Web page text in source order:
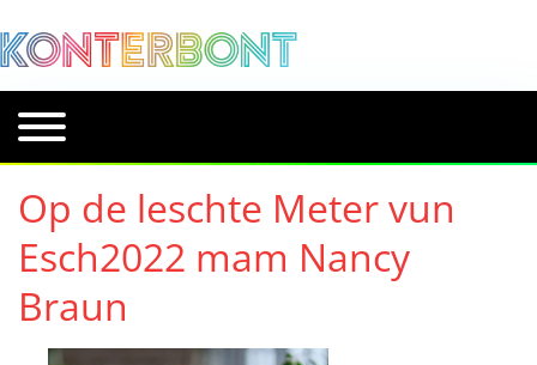
Op de leschte Meter vun
Esch2022 mam Nancy
Braun